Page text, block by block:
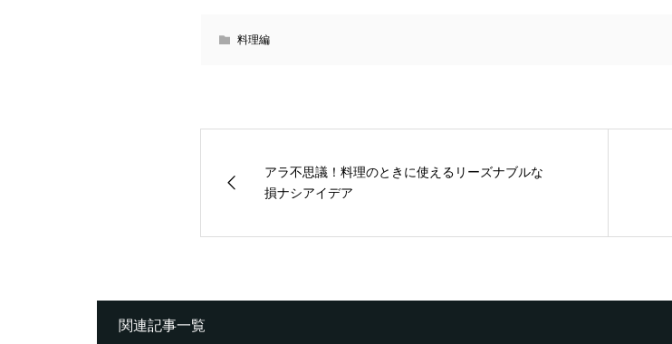
料理編
アラ不思議！料理のときに使えるリーズナブルな
損ナシアイデア
関連記事一覧